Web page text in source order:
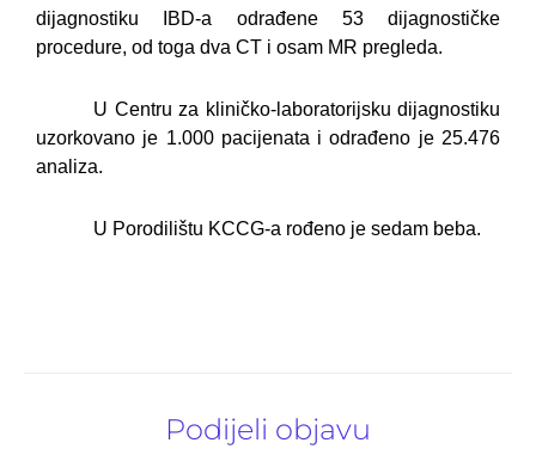
dijagnostiku IBD-a odrađene 53 dijagnostičke
procedure, od toga dva CT i osam MR pregleda.
U Centru za kliničko-laboratorijsku dijagnostiku
uzorkovano je 1.000 pacijenata i odrađeno je 25.476
analiza.
U Porodilištu KCCG-a rođeno je sedam beba.
Podijeli objavu